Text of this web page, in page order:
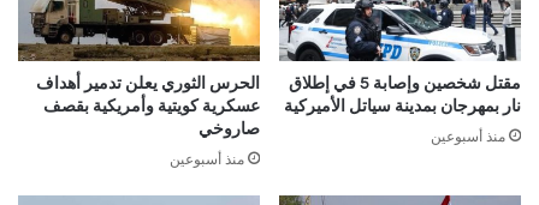
مقتل شخصين وإصابة 5 في إطلاق
نار بمهرجان بمدينة سياتل الأميركية
منذ أسبوعين
الحرس الثوري يعلن تدمير أهداف
عسكرية كويتية وأمريكية بقصف
صاروخي
منذ أسبوعين